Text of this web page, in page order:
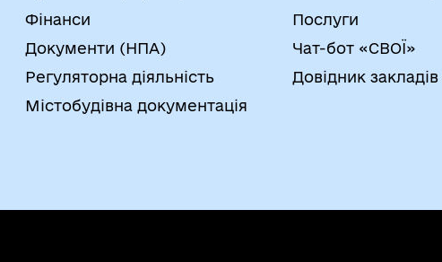
Фінанси
Документи (НПА)
Регуляторна діяльність
Містобудівна документація
Послуги
Чат-бот «СВОЇ»
Довідник закладів